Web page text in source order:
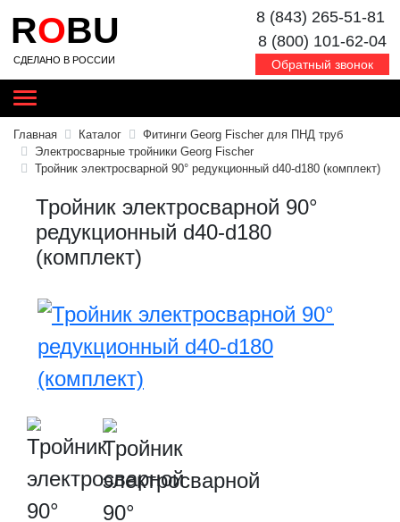
ROBU
СДЕЛАНО В РОССИИ
8 (843) 265-51-81
8 (800) 101-62-04
Обратный звонок
Главная Каталог
Фитинги Georg Fischer для ПНД труб
Электросварные тройники Georg Fischer
Тройник электросварной 90° редукционный d40-d180 (комплект)
Тройник электросварной 90°
редукционный d40-d180
(комплект)